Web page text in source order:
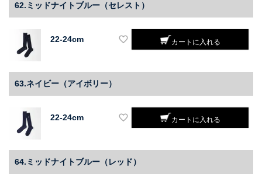
62.ミッドナイトブルー（セレスト）
22-24cm カートに入れる
63.ネイビー（アイボリー）
22-24cm カートに入れる
64.ミッドナイトブルー（レッド）